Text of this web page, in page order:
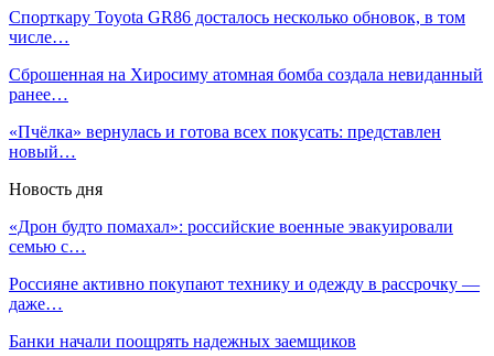
Спорткару Toyota GR86 досталось несколько обновок, в том
числе…
Сброшенная на Хиросиму атомная бомба создала невиданный
ранее…
«Пчёлка» вернулась и готова всех покусать: представлен
новый…
Новость дня
«Дрон будто помахал»: российские военные эвакуировали
семью с…
Россияне активно покупают технику и одежду в рассрочку —
даже…
Банки начали поощрять надежных заемщиков